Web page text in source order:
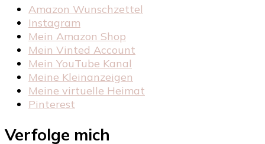
Amazon Wunschzettel
Instagram
Mein Amazon Shop
Mein Vinted Account
Mein YouTube Kanal
Meine Kleinanzeigen
Meine virtuelle Heimat
Pinterest
Verfolge mich